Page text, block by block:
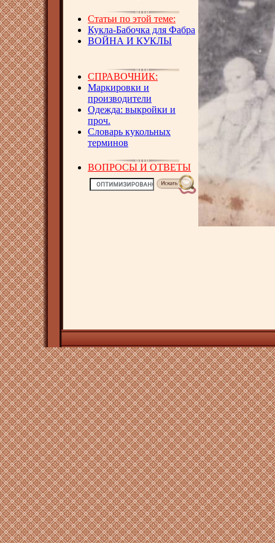
Статьи по этой теме:
Кукла-Бабочка для Фабра
ВОЙНА И КУКЛЫ
СПРАВОЧНИК:
Маркировки и
производители
Одежда: выкройки и
проч.
Словарь кукольных
терминов
ВОПРОСЫ И ОТВЕТЫ